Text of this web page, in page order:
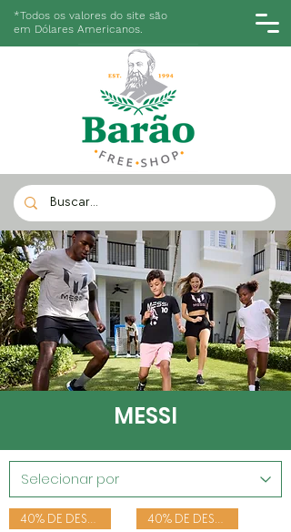
*Todos os valores do site são
em Dólares Americanos.
MESSI
40% DE DESCONTO 40% DE DESCONTO